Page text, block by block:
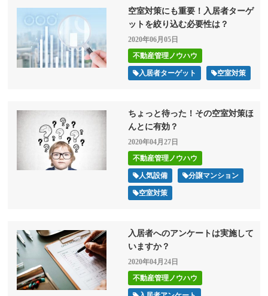
空室対策にも重要！入居者ターゲ
ットを絞り込む必要性は？
2020年06月05日
不動産管理ノウハウ
入居者ターゲット 空室対策
ちょっと待った！その空室対策ほ
んとに有効？
2020年04月27日
不動産管理ノウハウ
人気設備 分譲マンション
空室対策
入居者へのアンケートは実施して
いますか？
2020年04月24日
不動産管理ノウハウ